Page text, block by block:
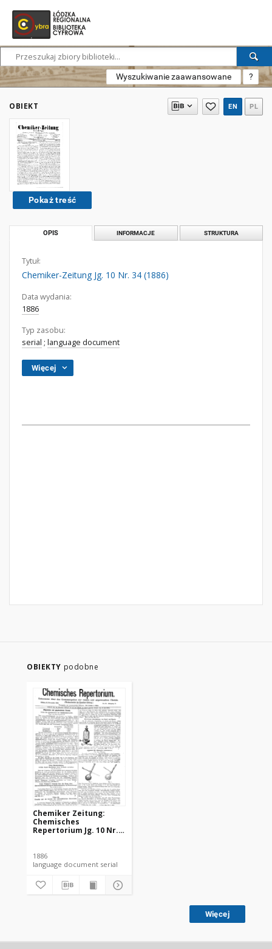
Wyszukiwanie zaawansowane ?
OBIEKT EN PL
Pokaż treść
OPIS INFORMACJE STRUKTURA
Tytuł:
Chemiker-Zeitung Jg. 10 Nr. 34 (1886)
Data wydania:
1886
Typ zasobu:
serial ; language document
Więcej
OBIEKTY podobne
Chemiker Zeitung:
Chemisches
Repertorium Jg. 10 Nr.
1886
language document serial
Więcej